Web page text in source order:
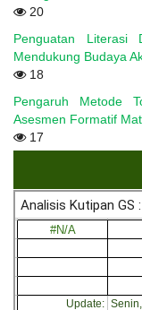
20
Penguatan Literasi
Mendukung Budaya
18
Pengaruh Metode
Asesmen Formatif
17